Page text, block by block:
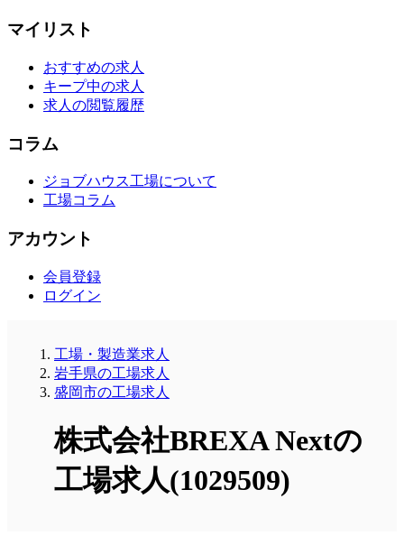
マイリスト
おすすめの求人
キープ中の求人
求人の閲覧履歴
コラム
ジョブハウス工場について
工場コラム
アカウント
会員登録
ログイン
工場・製造業求人
岩手県の工場求人
盛岡市の工場求人
株式会社BREXA Nextの
工場求人(1029509)